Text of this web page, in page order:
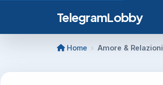
TelegramLobby
Home Amore & Relazioni